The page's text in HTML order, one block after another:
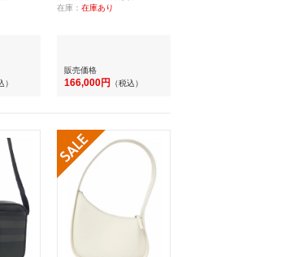
）
在庫： 在庫あり
販売価格
166,000円 （税込）